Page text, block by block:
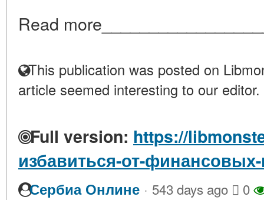
Read
This publication was posted on
article seemed interesting to our editor.
Full version: https://
избавиться-от-
Сербиа Онлине · 543 days ago 0